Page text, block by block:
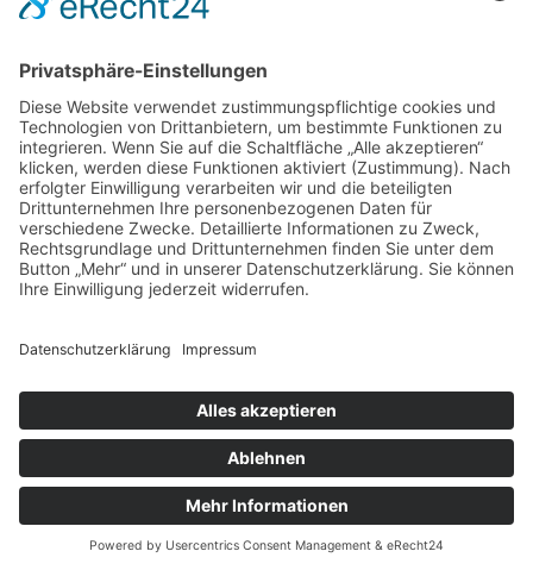
vorpommerncloud ist eine Marke der:
msisdesign. GmbH & Co. KGAlte Dorfstraße 19 a
17392 BoldekowDeutschland
Jetzt mehr erfahren:
Wir bieten flexible, sichere und zukunftsfähige IT-